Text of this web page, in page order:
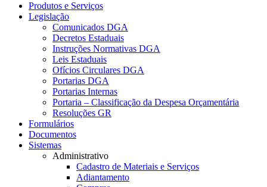
Produtos e Serviços
Legislação
Comunicados DGA
Decretos Estaduais
Instruções Normativas DGA
Leis Estaduais
Ofícios Circulares DGA
Portarias DGA
Portarias Internas
Portaria – Classificação da Despesa Orçamentária
Resoluções GR
Formulários
Documentos
Sistemas
Administrativo
Cadastro de Materiais e Serviços
Adiantamento